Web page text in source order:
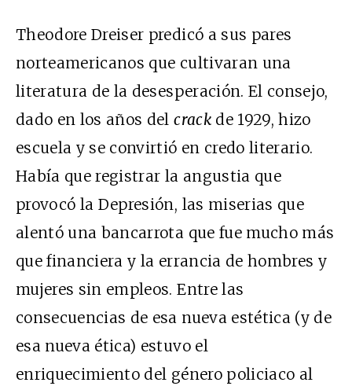
Theodore Dreiser predicó a sus pares
norteamericanos que cultivaran una
literatura de la desesperación. El consejo,
dado en los años delcrackde 1929, hizo
escuela y se convirtió en credo literario.
Había que registrar la angustia que
provocó la Depresión, las miserias que
alentó una bancarrota que fue mucho más
que financiera y la errancia de hombres y
mujeres sin empleos. Entre las
consecuencias de esa nueva estética (y de
esa nueva ética) estuvo el
enriquecimiento del género policiaco al